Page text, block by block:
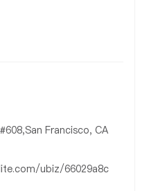
Francisco, CA
ubiz/66029a8c